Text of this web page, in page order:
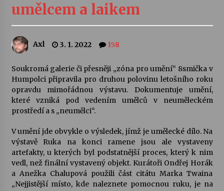
Pozvánka na integrační festival Quijotova
šedesátka: 28. 7.–1. 8. 2026
Jenakaši
28. 7. 2026
Votavžatský ploty
Letní koncerty ve Stromovce: Rufus Miller
22. 7. 2026
umělcem a laikem
Axl 3. 1. 2022 158
Soukromá galerie či přesněji „zóna pro umění“ 8smička v
Humpolci připravila pro druhou polovinu letošního roku
opravdu mimořádnou výstavu. Dokumentuje umění,
které vzniká pod vedením umělců v neuměleckém
prostředí a s „neumělci“.
V umění jde obvykle o výsledek, jímž je umělecké dílo. Na
výstavě Ruka na konci ramene jsou ale vystaveny
artefakty, u kterých byl podstatnější proces, který k nim
vedl, než finální vystavený objekt. Kurátoři Ondřej Horák
a Anežka Chalupová použili část citátu Marka Twaina
„Nejjistější místo, kde naleznete pomocnou ruku, je na